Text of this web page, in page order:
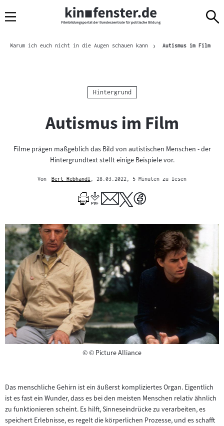
Navigation
zum
zur
Brotkrümelnavigation
Warum ich euch nicht in die Augen schauen kann Autismus im Film
Kategorie:
Hintergrund
Autismus im Film
Filme prägen maßgeblich das Bild von autistischen Menschen - der
Hintergrundtext stellt einige Beispiele vor.
Von
Bert Rebhandl
Author
, 28.03.2022 , 5 Minuten zu lesen
©Copyright
© Picture Alliance
Das menschliche Gehirn ist ein äußerst kompliziertes Organ. Eigentlich
ist es fast ein Wunder, dass es bei den meisten Menschen relativ ähnlich
zu funktionieren scheint. Es hilft, Sinneseindrücke zu verarbeiten, es
speichert Erlebnisse, es regelt die körperlichen Prozesse, und es schafft